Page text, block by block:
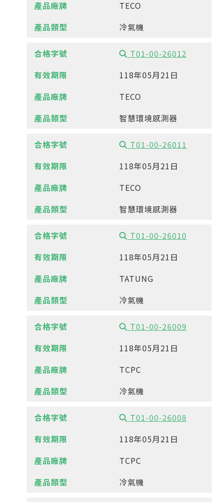
TECO
冷氣機
T01-00-26012
118年05月21日
TECO
智慧環境感測器
T01-00-26011
118年05月21日
TECO
智慧環境感測器
T01-00-26010
118年05月21日
TATUNG
冷氣機
T01-00-26009
118年05月21日
TCPC
冷氣機
T01-00-26008
118年05月21日
TCPC
冷氣機